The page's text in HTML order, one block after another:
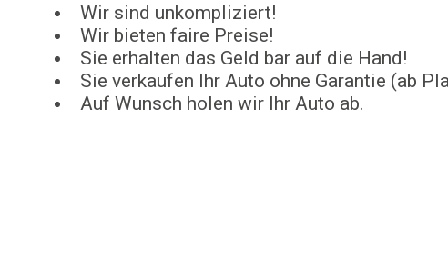
Wir sind unkompliziert!
Wir bieten faire Preise!
Sie erhalten das Geld bar auf die Hand!
Sie verkaufen Ihr Auto ohne Garantie (ab
Auf Wunsch holen wir Ihr Auto ab.